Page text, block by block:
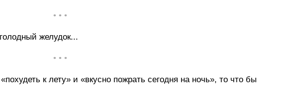
• • •
желудок...
• • •
к лету» и «вкусно пожрать сегодня на ночь», то что бы